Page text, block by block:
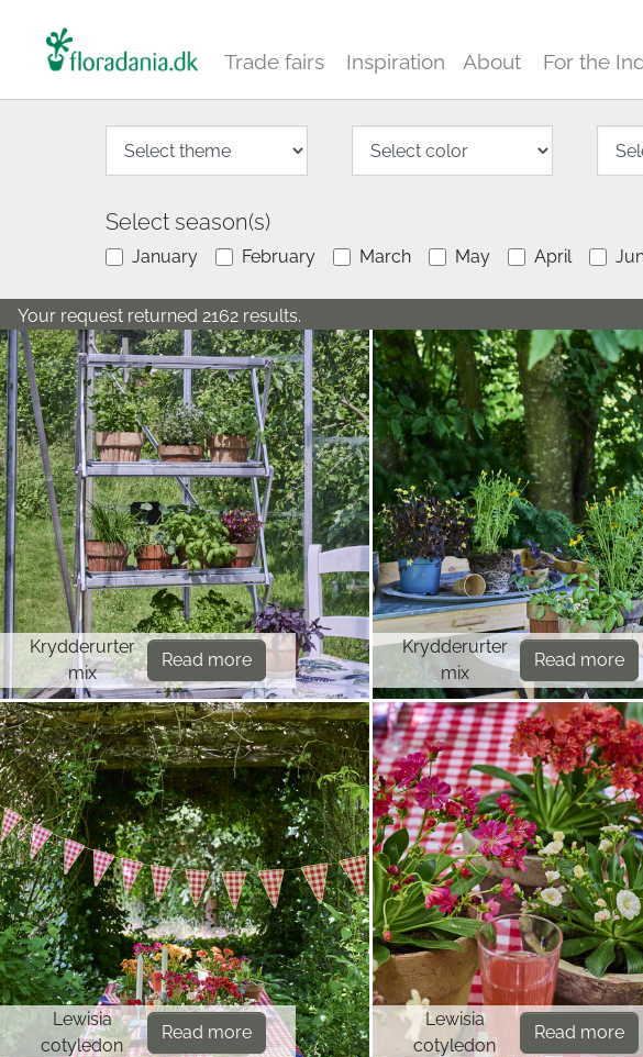
Trade fairs Inspiration About For the
Select season(s)
January February March May April
Your request returned 2162 results.
Krydderurter
mix
Read more
Krydderurter
mix
Read more
Lewisia
cotyledon
Read more
Lewisia
cotyledon
Read more